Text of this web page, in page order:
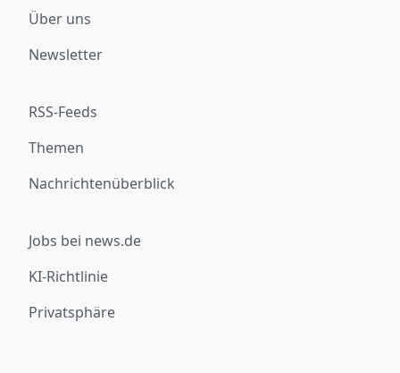
Über uns
Newsletter
RSS-Feeds
Themen
Nachrichtenüberblick
Jobs bei news.de
KI-Richtlinie
Privatsphäre